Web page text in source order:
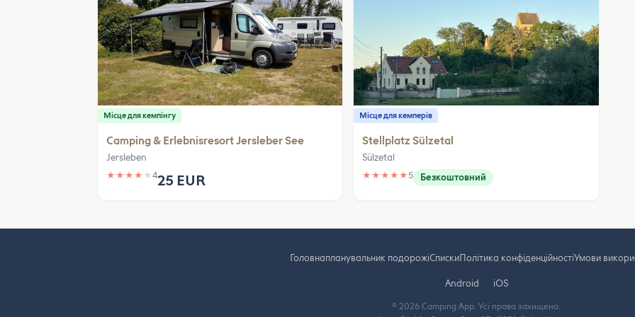
Місце для кемпінгу
Camping & Erlebnisresort Jersleber See
Jersleben
★ ★ ★ ★ ★ 425 EUR
Місце для кемперів
Stellplatz Sülzetal
Sülzetal
★ ★ ★ ★ ★5 Безкоштовний
Головнапланувальник подорожіCпискиПолітика конфіденційностіУмови
Android iOS
© 2026 Camping App. Усі права захищено.